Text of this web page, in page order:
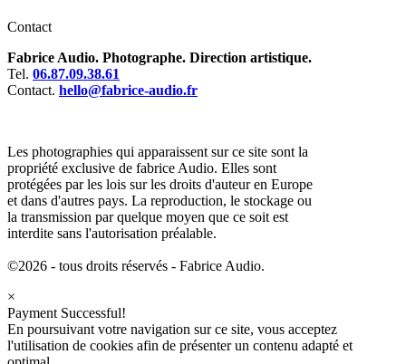
Contact
Fabrice Audio. Photographe. Direction artistique.
Tel. 06.87.09.38.61
Contact. hello@fabrice-audio.fr
Les photographies qui apparaissent sur ce site sont la
propriété exclusive de fabrice Audio. Elles sont
protégées par les lois sur les droits d'auteur en Europe
et dans d'autres pays. La reproduction, le stockage ou
la transmission par quelque moyen que ce soit est
interdite sans l'autorisation préalable.
©2026 - tous droits réservés - Fabrice Audio.
×
Payment Successful!
En poursuivant votre navigation sur ce site, vous acceptez
l'utilisation de cookies afin de présenter un contenu adapté et